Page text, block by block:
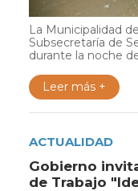
La Municipalidad
Subsecretaría de
durante la noche
Leer más +
ACTUALIDAD
Gobierno
de Trabajo